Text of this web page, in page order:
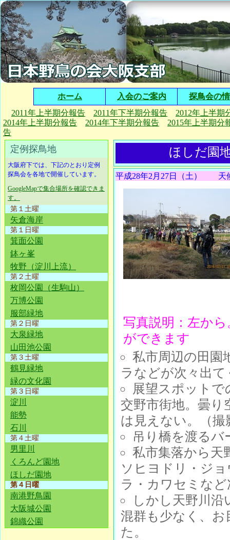
ホーム 入会のご案内
探鳥会の
2011年上半期分報告
2011年下半期分報告
2012年上半期
2014年上半期分報告
2014年下半期分報告
2015年上半期分
告
定例探鳥地
大阪府下では、下記のとおり定例
探鳥会を各地で開催しています。
GoogleMapで集合場所を確認できま
す。
第１土曜
矢倉海岸
第１日曜
箕面公園
鉢ヶ峯
牧野（淀川上流）
第２土曜
枚岡公園（生駒山）
万博公園
服部緑地
第２日曜
大泉緑地
山田池公園
第３土曜
鶴見緑地
緑の文化園
第３日曜
淀川
能勢
石川
第４土曜
男里川
くろんど園地
ほしだ園地
第４日曜
南港野鳥園
大阪城公園
錦織公園
ほしだ園
平成28年2月27日（土） 天
写真説明：左か
ができます
私市周辺の田
ラなどが次々出
展望スポットで
交野市街地。曇り
は見えない。（撮
吊り橋を渡るバ
私市集落から天
ソヒヨドリ・ジ
ラ・カワセミな
しかし天野川
混群も少なく、
た。